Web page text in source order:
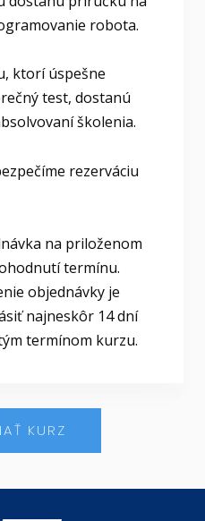
robota.
ktorí úspešne
test, dostanú
školenia.
rezerváciu
na priloženom
termínu.
objednávky je
najneskôr 14 dní
termínom kurzu.
KURZ